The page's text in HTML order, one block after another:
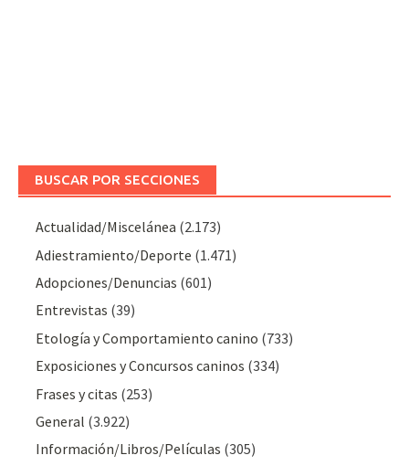
BUSCAR POR SECCIONES
Actualidad/Miscelánea (2.173)
Adiestramiento/Deporte (1.471)
Adopciones/Denuncias (601)
Entrevistas (39)
Etología y Comportamiento canino (733)
Exposiciones y Concursos caninos (334)
Frases y citas (253)
General (3.922)
Información/Libros/Películas (305)